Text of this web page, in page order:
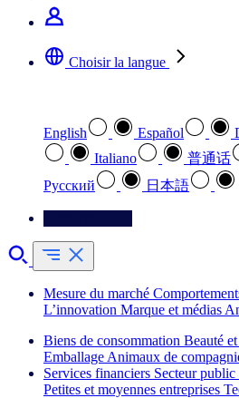
Choisir la langue
English Español
Italiano
普通话
Pусский
日本語
Mesure du marché
L’innovation Marque et médias
Biens de consommation Beauté
Emballage Animaux de
Services financiers Secteur public
Petites et moyennes entreprises